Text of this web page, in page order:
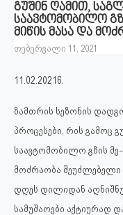
გუშინ ღამით,
საავტომობილო
მიწის მასა და
თებერვალი 11, 2021
11.02.2021წ.
ზამთრის სეზონის
პროცესები, რის გამოც
საავტომობილო გზის
მოძრაობა შეუძლებელი
დღეს დილიდან
სამუშაოები აქტიურად